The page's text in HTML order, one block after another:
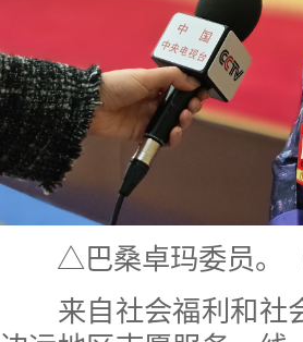
△巴桑卓玛委员。（
来自社会福利和社